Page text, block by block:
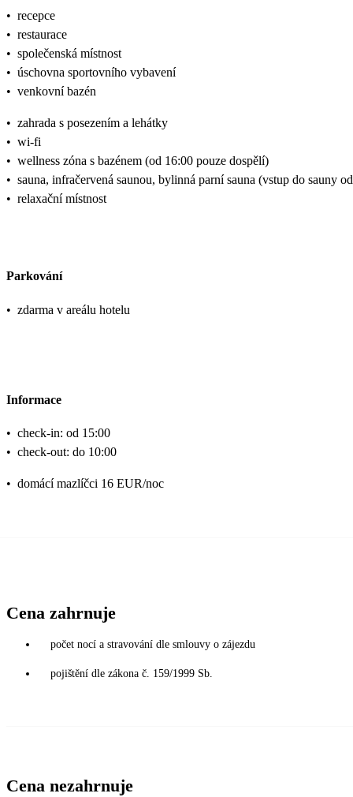
• recepce
• restaurace
• společenská místnost
• úschovna sportovního vybavení
• venkovní bazén
• zahrada s posezením a lehátky
• wi-fi
• wellness zóna s bazénem (od 16:00 pouze dospělí)
• sauna, infračervená saunou, bylinná parní sauna (vstup do sauny
• relaxační místnost
Parkování
• zdarma v areálu hotelu
Informace
• check-in: od 15:00
• check-out: do 10:00
• domácí mazlíčci 16 EUR/noc
Cena zahrnuje
počet nocí a stravování dle smlouvy o zájezdu
pojištění dle zákona č. 159/1999 Sb.
Cena nezahrnuje